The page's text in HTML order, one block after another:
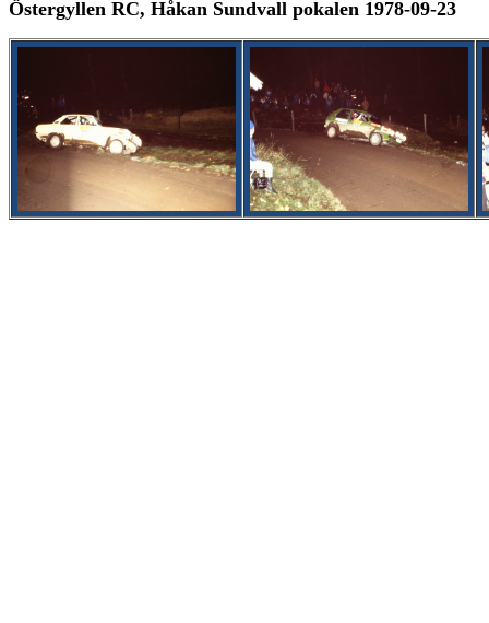
Östergyllen RC, Håkan Sundvall pokalen 1978-09-23